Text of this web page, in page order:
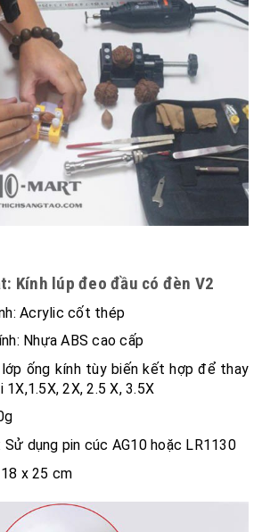
Kính lúp đeo đầu có đèn V2
Acrylic cốt thép
Nhựa ABS cao cấp
ống kính tùy biến kết hợp để thay
2X, 2.5 X, 3.5X
Sử dụng pin cúc AG10 hoặc LR1130
x 25 cm